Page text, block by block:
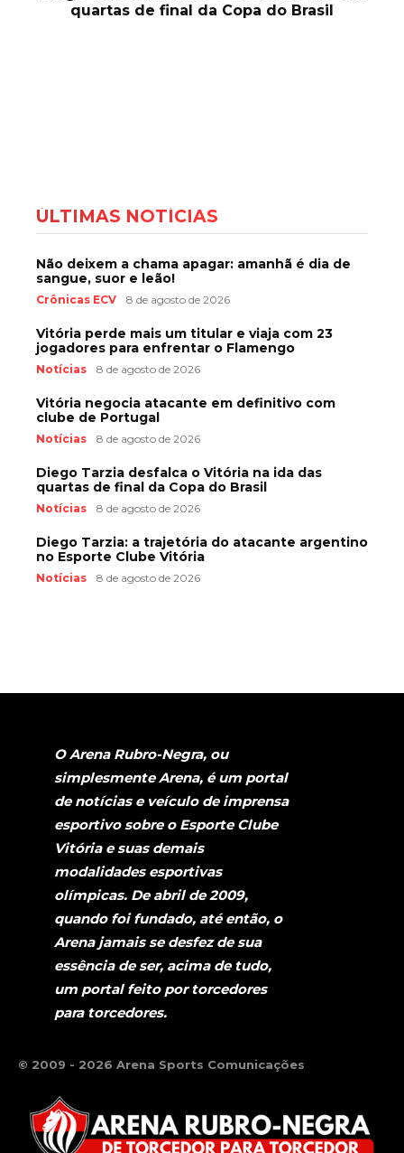
quartas de final da Copa do Brasil
ÚLTIMAS NOTÍCIAS
Não deixem a chama apagar: amanhã é dia de
sangue, suor e leão!
Crônicas ECV 8 de agosto de 2026
Vitória perde mais um titular e viaja com 23
jogadores para enfrentar o Flamengo
Notícias 8 de agosto de 2026
Vitória negocia atacante em definitivo com
clube de Portugal
Notícias 8 de agosto de 2026
Diego Tarzia desfalca o Vitória na ida das
quartas de final da Copa do Brasil
Notícias 8 de agosto de 2026
Diego Tarzia: a trajetória do atacante argentino
no Esporte Clube Vitória
Notícias 8 de agosto de 2026
O Arena Rubro-Negra, ou
simplesmente Arena, é um portal
de notícias e veículo de imprensa
esportivo sobre o Esporte Clube
Vitória e suas demais
modalidades esportivas
olímpicas. De abril de 2009,
quando foi fundado, até então, o
Arena jamais se desfez de sua
essência de ser, acima de tudo,
um portal feito por torcedores
para torcedores.
© 2009 - 2026 Arena Sports Comunicações